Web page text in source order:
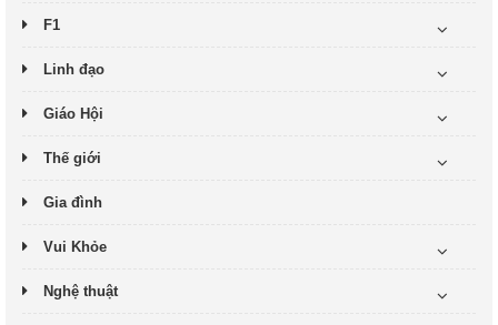
F1
Linh đạo
Giáo Hội
Thế giới
Gia đình
Vui Khỏe
Nghệ thuật